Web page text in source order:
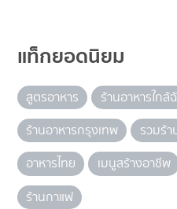
แท็กยอดนิยม
สูตรอาหาร ร้านอาหารใกล้
ร้านอาหารกรุงเทพ
รวมร้า
อาหารไทย
เมนูสร้างอาชีพ
ร้านกาแฟ